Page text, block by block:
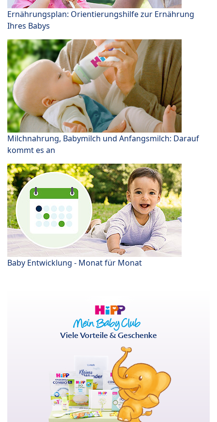
Ernährungsplan: Orientierungshilfe zur Ernährung
Ihres Babys
Milchnahrung, Babymilch und Anfangsmilch: Darauf
kommt es an
Baby Entwicklung - Monat für Monat
Viele Vorteile & Geschenke